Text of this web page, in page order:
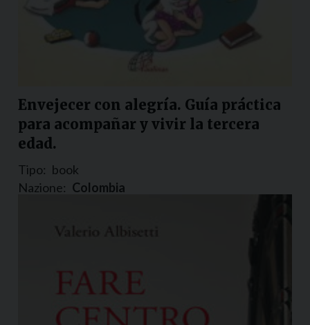
Envejecer con alegría. Guía práctica
para acompañar y vivir la tercera
edad.
Tipo: book
Nazione: Colombia